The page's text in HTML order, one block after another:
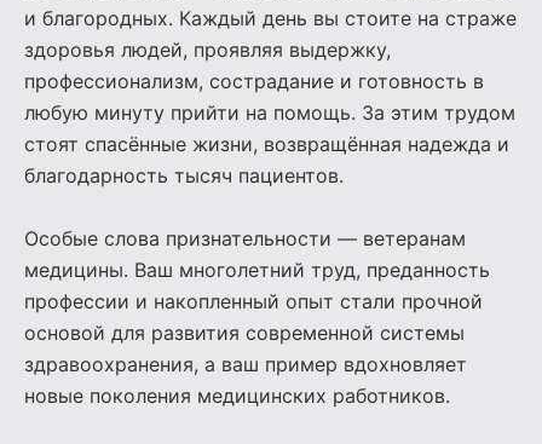
и благородных. Каждый день вы стоите на страже
здоровья людей, проявляя выдержку,
профессионализм, сострадание и готовность в
любую минуту прийти на помощь. За этим трудом
стоят спасённые жизни, возвращённая надежда и
благодарность тысяч пациентов.
Особые слова признательности — ветеранам
медицины. Ваш многолетний труд, преданность
профессии и накопленный опыт стали прочной
основой для развития современной системы
здравоохранения, а ваш пример вдохновляет
новые поколения медицинских работников.